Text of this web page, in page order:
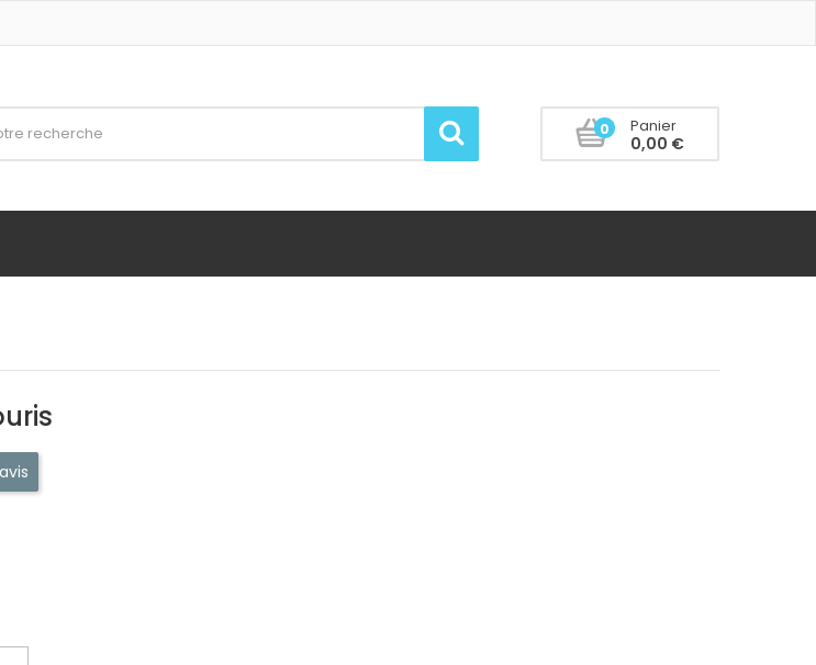
Panier
0
0,00 €